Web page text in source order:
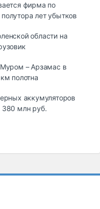
фирма по
лет убытков
области на
– Арзамас в
полотна
аккумуляторов
380 млн руб.